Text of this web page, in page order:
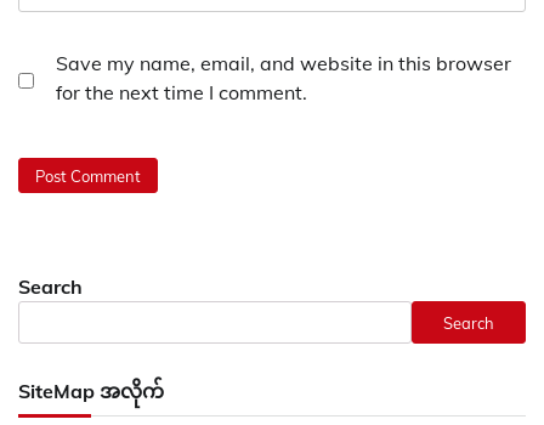
Save my name, email, and website in this browser
for the next time I comment.
Search
Search
SiteMap အလိုက်